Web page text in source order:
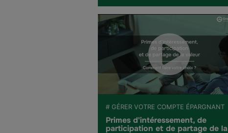
# GÉRER VOTRE COMPTE ÉPARGNANT
Primes d'intéressement, de
participation et de partage de la